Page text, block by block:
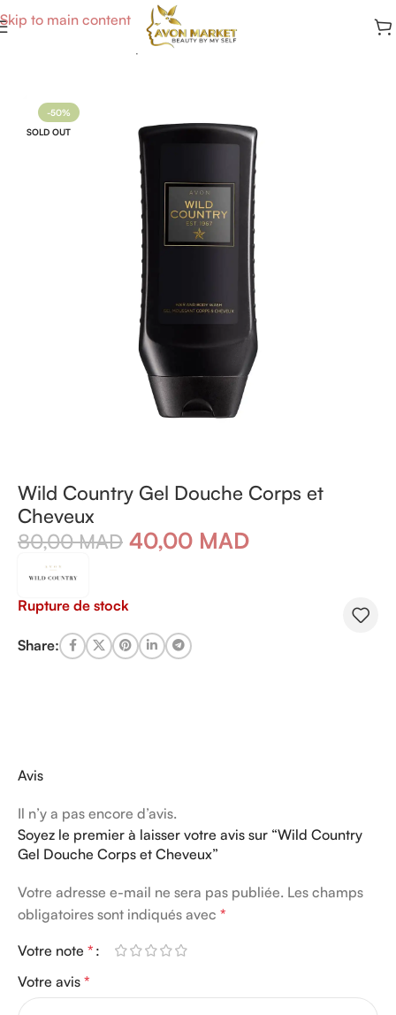
Skip to main content
/Bain & Douche
-50%
SOLD OUT
Wild Country Gel Douche Corps et
Cheveux
80,00MAD 40,00 MAD
Rupture de stock
Share:
Avis
Il n’y a pas encore d’avis.
Soyez le premier à laisser votre avis sur “Wild Country
Gel Douche Corps et Cheveux”
Votre adresse e-mail ne sera pas publiée. Les champs
obligatoires sont indiqués avec *
Votre note *
Votre avis *